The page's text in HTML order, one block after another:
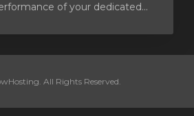
of your dedicated...
All Rights Reserved.